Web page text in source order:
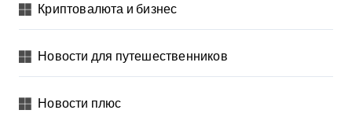
Криптовалюта и бизнес
Новости для путешественников
Новости плюс